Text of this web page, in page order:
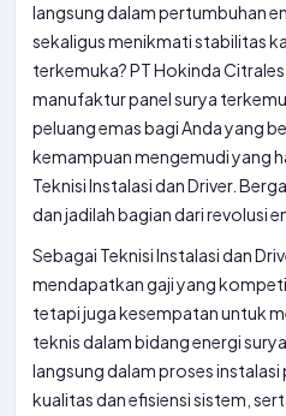
langsung dalam pertumbuhan
sekaligus menikmati stabilitas
terkemuka? PT Hokinda
manufaktur panel surya
peluang emas bagi Anda yang
kemampuan mengemudi yang
Teknisi Instalasi dan Driver.
dan jadilah bagian dari revolusi
Sebagai Teknisi Instalasi dan
mendapatkan gaji yang
tetapi juga kesempatan untuk
teknis dalam bidang energi
langsung dalam proses
kualitas dan efisiensi sistem,